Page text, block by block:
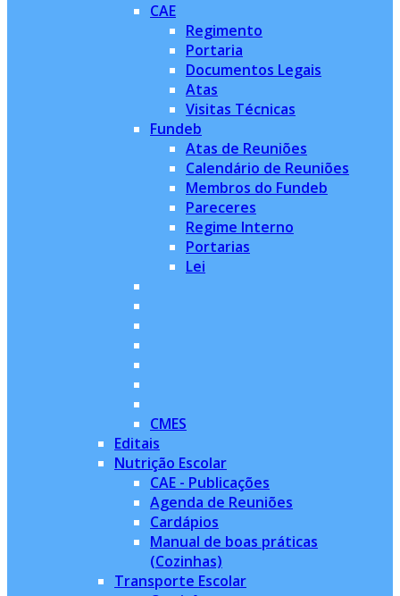
CAE
Regimento
Portaria
Documentos Legais
Atas
Visitas Técnicas
Fundeb
Atas de Reuniões
Calendário de Reuniões
Membros do Fundeb
Pareceres
Regime Interno
Portarias
Lei
CMES
Editais
Nutrição Escolar
CAE - Publicações
Agenda de Reuniões
Cardápios
Manual de boas práticas
(Cozinhas)
Transporte Escolar